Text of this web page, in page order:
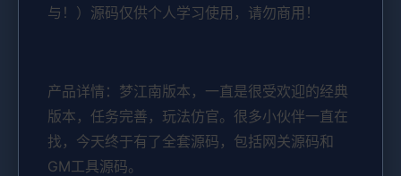
与！）源码仅供个人学习使用，请勿商用！
产品详情：梦江南版本，一直是很受欢迎的经典
版本，任务完善，玩法仿官。很多小伙伴一直在
找，今天终于有了全套源码，包括网关源码和
GM工具源码。